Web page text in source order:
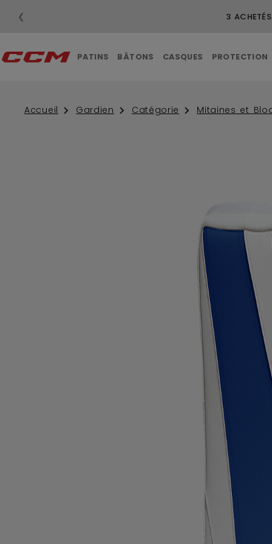
❮
PATINS BÂTONS CASQUES PROTECTION
Accueil Gardien Catégorie Mitaines et